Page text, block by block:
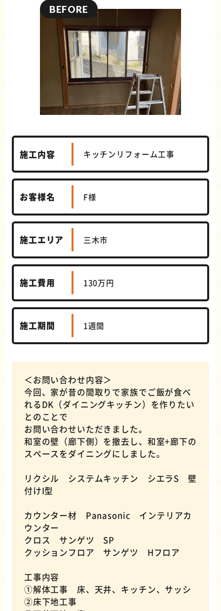
施工内容 キッチンリフォーム工事
お客様名 F様
施工エリア 三木市
施工費用 130万円
施工期間 1週間
＜お問い合わせ内容＞
今回、家が昔の間取りで家族でご飯が食べ
れるDK（ダイニングキッチン）を作りたい
とのことで
お問い合わせいただきました。
和室の壁（廊下側）を撤去し、和室+廊下の
スペースをダイニングにしました。
リクシル システムキッチン シエラS 壁
付けI型
カウンター材 Panasonic インテリアカ
ウンター
クロス サンゲツ SP
クッションフロア サンゲツ Hフロア
工事内容
①解体工事 床、天井、キッチン、サッシ
②床下地工事